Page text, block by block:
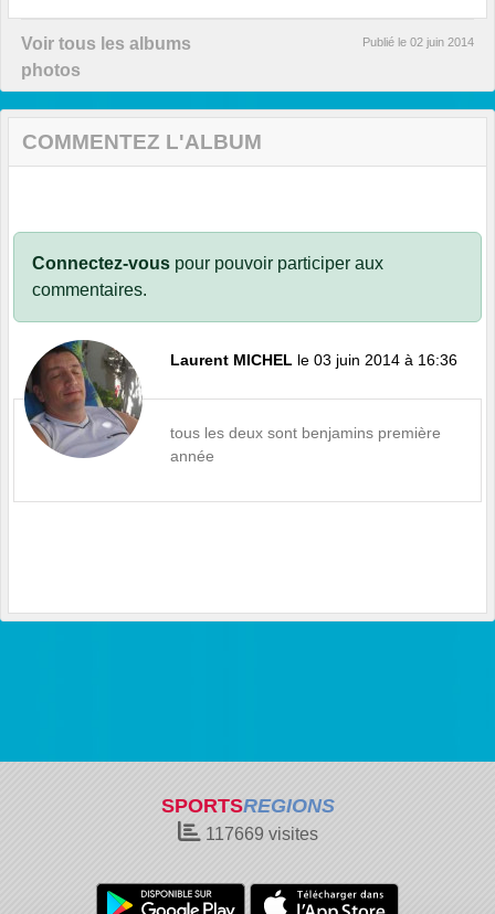
Voir tous les albums
photos
Publié le 02 juin 2014
COMMENTEZ L'ALBUM
Connectez-vous pour pouvoir participer aux
commentaires.
Laurent MICHEL le 03 juin 2014 à 16:36
tous les deux sont benjamins première
année
SPORTSREGIONS
117669visites